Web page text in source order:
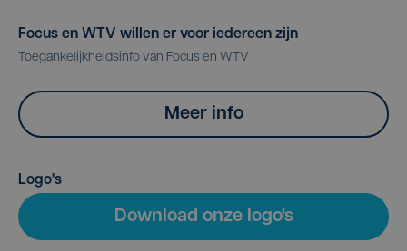
Focus en WTV willen er voor iedereen zijn
Toegankelijkheidsinfo van Focus en WTV
Meer info
Logo's
Download onze logo's